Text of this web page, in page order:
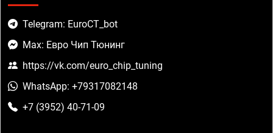
Telegram: EuroCT_bot
Max: Евро Чип Тюнинг
https://vk.com/euro_chip_tuning
WhatsApp: +79317082148
+7 (3952) 40-71-09